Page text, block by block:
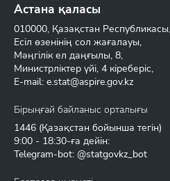
Астана қаласы
010000, Қазақстан
Есіл өзенінің сол жағалауы,
Мәңгілік ел даңғылы, 8,
Министрліктер үйі, 4 кіреберіс,
E-mail: e.stat@aspire.gov.kz
Бірыңғай байланыс орталығы
1446 (Қазақстан бойынша тегін)
9:00 - 18:30-ға дейін:
Telegram-bot: @statgovkz_bot